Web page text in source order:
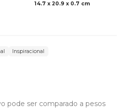
14.7 x 20.9 x 0.7 cm
Inspiracional
pode ser comparado a pesos